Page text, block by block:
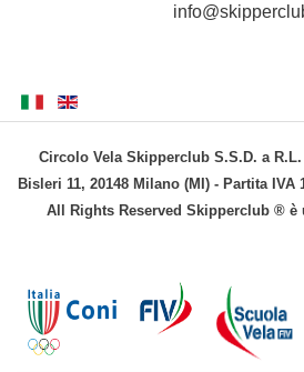
Circolo Vela Skipperclub S.S.D. a
Bisleri 11, 20148 Milano (MI) - Partita IVA
All Rights Reserved Skipperclub ®